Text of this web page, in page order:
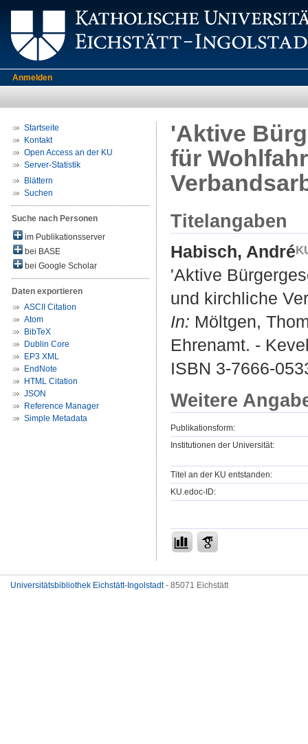
Anmelden
Startseite
Kontakt
Open Access an der KU
Server-Statistik
Blättern
Suchen
Suche nach Personen
im Publikationsserver
bei BASE
bei Google Scholar
Daten exportieren
ASCII Citation
Atom
BibTeX
Dublin Core
EP3 XML
EndNote
HTML Citation
JSON
Reference Manager
Simple Metadata
'Aktive
für
Titelangaben
Habisch, André
'Aktive
und kirchliche
In: Möltgen,
Ehrenamt. -
ISBN 3-7666-
Weitere
Publikationsform:
Institutionen der Universität:
Titel an der KU entstanden:
KU.edoc-ID:
Universitätsbibliothek Eichstätt-Ingolstadt- 85071 Eichstätt